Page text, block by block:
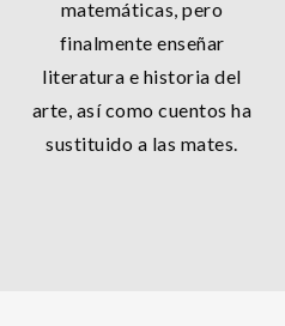
matemáticas, pero
finalmente enseñar
literatura e historia del
arte, así como cuentos ha
sustituido a las mates.